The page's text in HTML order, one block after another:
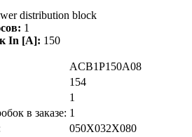
distribution block
1
In [A]: 150
ACB1P150A08
154
1
в заказе: 1
050X032X080